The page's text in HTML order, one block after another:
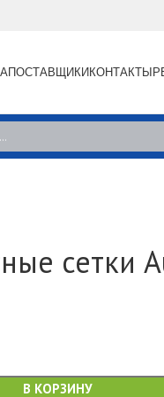
ПОСТАВЩИКИКОНТАКТЫ
сетки
В КОРЗИНУ